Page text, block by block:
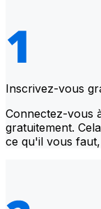
Inscrivez-vous
Connectez-vous
gratuitement.
ce qu'il vous